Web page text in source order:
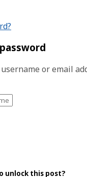
or email
unlock this post?